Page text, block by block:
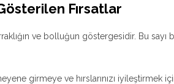
Fırsatlar
ve bolluğun göstergesidir. Bu sayı
girmeye ve hırslarınızı iyileştirmek